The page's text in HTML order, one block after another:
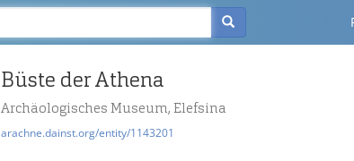
Büste der Athena
Archäologisches Museum, Elefsina
arachne.dainst.org/entity/1143201